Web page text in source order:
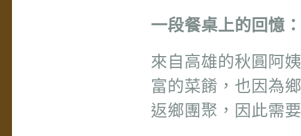
一段餐桌上的回憶：
來自高雄的秋圓阿
富的菜餚，也因為
返鄉團聚，因此需